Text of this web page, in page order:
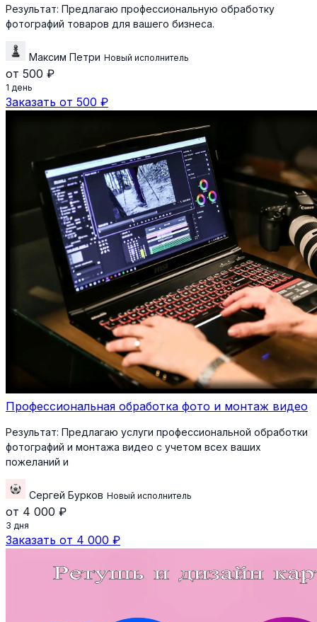
Результат: Предлагаю профессиональную обработку
фотографий товаров для вашего бизнеса.
Максим Петри Новый исполнитель
от 500 ₽
1 день
Заказать от 500 ₽
Профессиональная обработка фото и монтаж видео
Результат: Предлагаю услуги профессиональной обработки
фотографий и монтажа видео с учетом всех ваших
пожеланий и
Сергей Бурков Новый исполнитель
от 4 000 ₽
3 дня
Заказать от 4 000 ₽